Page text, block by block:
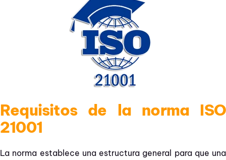
Requisitos de la norma ISO
21001
La norma establece una estructura general para que una